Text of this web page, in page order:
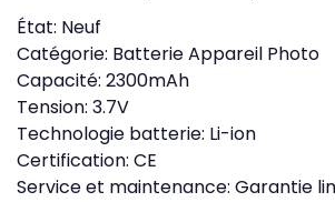
État: Neuf
Catégorie: Batterie Appareil Photo
Capacité: 2300mAh
Tension: 3.7V
Technologie batterie: Li-ion
Certification: CE
Service et maintenance: Garantie